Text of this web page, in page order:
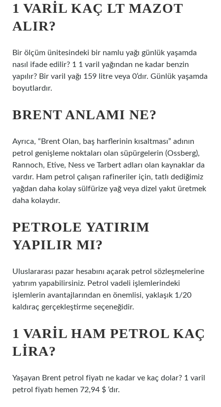
1 VARIL KAÇ LT MAZOT
ALIR?
Bir ölçüm ünitesindeki bir namlu yağı günlük yaşamda
nasıl ifade edilir? 1 1 varil yağından ne kadar benzin
yapılır? Bir varil yağı 159 litre veya 0’dır. Günlük yaşamda
boyutlardır.
BRENT ANLAMI NE?
Ayrıca, “Brent Olan, baş harflerinin kısaltması” adının
petrol genişleme noktaları olan süpürgelerin (Ossberg),
Rannoch, Etive, Ness ve Tarbert adları olan kaynaklar da
vardır. Ham petrol çalışan rafineriler için, tatlı dediğimiz
yağdan daha kolay sülfürize yağ veya dizel yakıt üretmek
daha kolaydır.
PETROLE YATIRIM
YAPILIR MI?
Uluslararası pazar hesabını açarak petrol sözleşmelerine
yatırım yapabilirsiniz. Petrol vadeli işlemlerindeki
işlemlerin avantajlarından en önemlisi, yaklaşık 1/20
kaldıraç gerçekleştirme seçeneğidir.
1 VARIL HAM PETROL KAÇ
LIRA?
Yaşayan Brent petrol fiyatı ne kadar ve kaç dolar? 1 varil
petrol fiyatı hemen 72,94 $ ‘dır.